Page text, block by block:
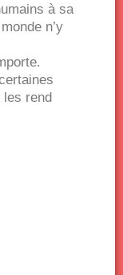
à sa
n’y
les rend